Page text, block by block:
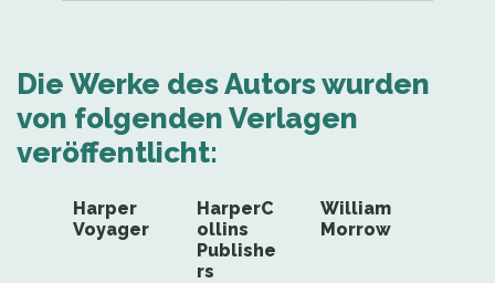
Die Werke des Autors wurden
von folgenden Verlagen
veröffentlicht:
Harper
Voyager
HarperC
ollins
Publishe
rs
William
Morrow